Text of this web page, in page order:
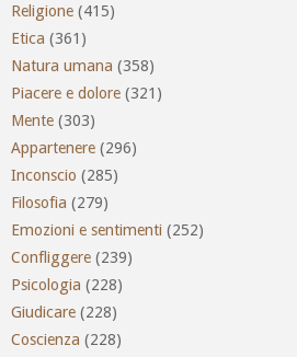
Religione (415)
Etica (361)
Natura umana (358)
Piacere e dolore (321)
Mente (303)
Appartenere (296)
Inconscio (285)
Filosofia (279)
Emozioni e sentimenti (252)
Confliggere (239)
Psicologia (228)
Giudicare (228)
Coscienza (228)